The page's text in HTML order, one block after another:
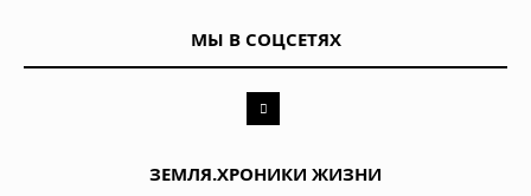
МЫ В СОЦСЕТЯХ
ЗЕМЛЯ.ХРОНИКИ ЖИЗНИ